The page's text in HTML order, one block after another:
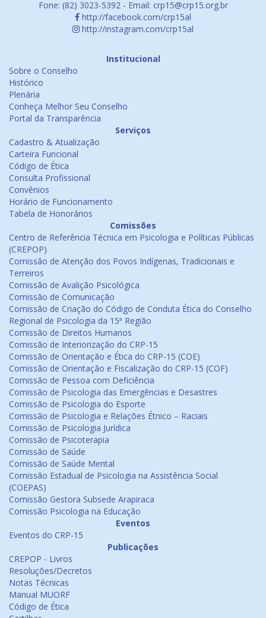
Fone: (82) 3023-5392 - Email: crp15@crp15.org.br
http://facebook.com/crp15al
http://instagram.com/crp15al
Institucional
Sobre o Conselho
Histórico
Plenária
Conheça Melhor Seu Conselho
Portal da Transparência
Serviços
Cadastro & Atualização
Carteira Funcional
Código de Ética
Consulta Profissional
Convênios
Horário de Funcionamento
Tabela de Honorários
Comissões
Centro de Referência Técnica em Psicologia e Políticas Públicas
(CREPOP)
Comissão de Atenção dos Povos Indígenas, Tradicionais e
Terreiros
Comissão de Avalição Psicológica
Comissão de Comunicação
Comissão de Criação do Código de Conduta Ética do Conselho
Regional de Psicologia da 15ª Região
Comissão de Direitos Humanos
Comissão de Interiorização do CRP-15
Comissão de Orientação e Ética do CRP-15 (COE)
Comissão de Orientação e Fiscalização do CRP-15 (COF)
Comissão de Pessoa com Deficiência
Comissão de Psicologia das Emergências e Desastres
Comissão de Psicologia do Esporte
Comissão de Psicologia e Relações Étnico – Raciais
Comissão de Psicologia Jurídica
Comissão de Psicoterapia
Comissão de Saúde
Comissão de Saúde Mental
Comissão Estadual de Psicologia na Assistência Social
(COEPAS)
Comissão Gestora Subsede Arapiraca
Comissão Psicologia na Educação
Eventos
Eventos do CRP-15
Publicações
CREPOP - Livros
Resoluções/Decretos
Notas Técnicas
Manual MUORF
Código de Ética